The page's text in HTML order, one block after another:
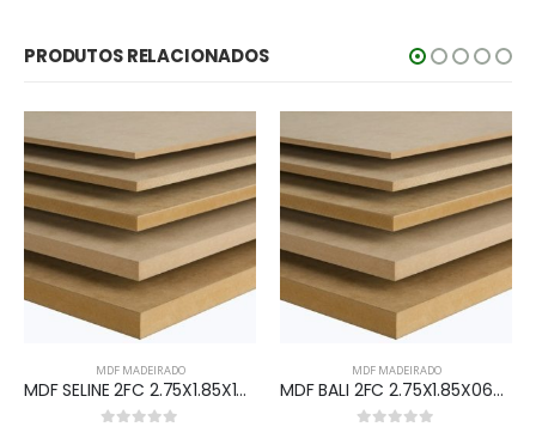
PRODUTOS RELACIONADOS
MDF MADEIRADO
MDF SELINE 2FC 2.75X1.85X18MM
MDF MADEIRADO
MDF BALI 2FC 2.75X1.85X06MM